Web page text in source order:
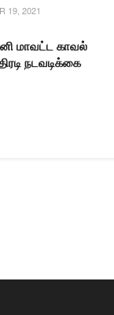
19, 2021
மாவட்ட காவல்
நடவடிக்கை